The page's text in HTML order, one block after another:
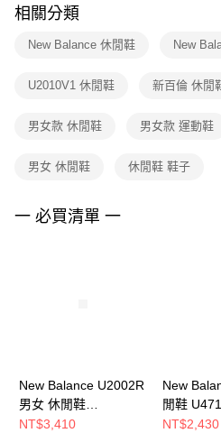
※ 交易是否成功請以「AFTEE先享後付
是否繳費成功／繳費後需取消欲退款等相
客戶支援中心」 https://
１．透過由恩沛科技股份有限公司提供
權轉讓予恩沛科技股份有限公司。
３．未成年的使用者請事先徵得法定代理
４．使用「AFTEE先享後付」時，將依據
相關分類
New Balance 休閒鞋 New
U2010V1 休閒鞋 新百倫 休閒
男女款 休閒鞋 男女款 運動鞋
男女 休閒鞋 休閒鞋 鞋子
一 必買清單 一
New Balance U2002R
男女 休閒鞋
U200210D-D
NT$3,410
New
閒鞋
NT$2,430